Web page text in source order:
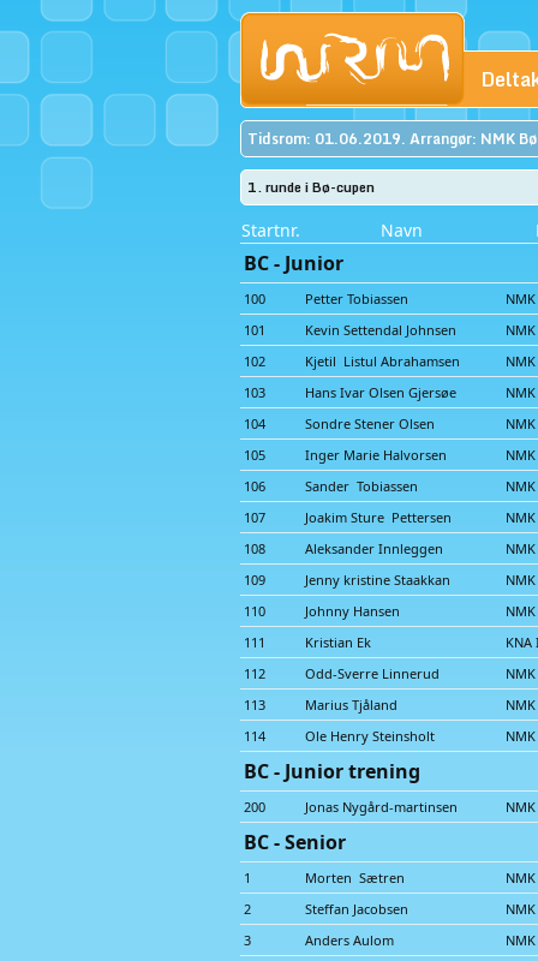
Tidsrom: 01.06.2019. Arrangør: NMK
1. runde i Bø-cupen
Startnr. Navn
BC - Junior
100 Petter Tobiassen
101
Kevin Settendal Johnsen
102
Kjetil Listul Abrahamsen
103
Hans Ivar Olsen Gjersøe
104
Sondre Stener Olsen
105
Inger Marie Halvorsen
106
Sander Tobiassen
107
Joakim Sture Pettersen
108
Aleksander Innleggen
109
Jenny kristine Staakkan
110
Johnny Hansen
111
Kristian Ek
112
Odd-Sverre Linnerud
113
Marius Tjåland
114
Ole Henry Steinsholt
BC - Junior trening
200 Jonas Nygård-martinsen
BC - Senior
1 Morten Sætren
2
Steffan Jacobsen
3
Anders Aulom